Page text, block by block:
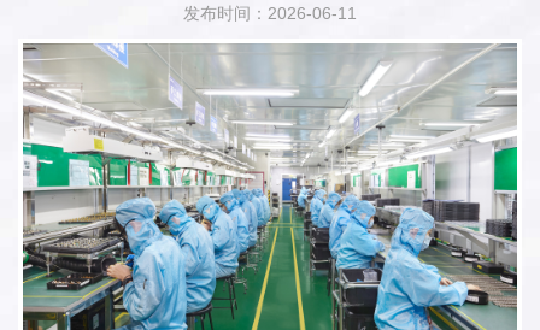
发布时间：2026-06-11
新闻中心
关于我们
undefined